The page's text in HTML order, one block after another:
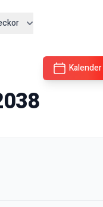
Kalender